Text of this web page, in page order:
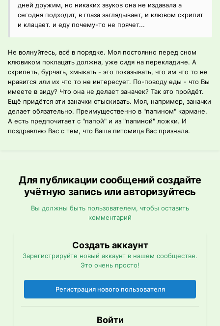
дней дружим, но никаких звуков она не издавала а
сегодня подходит, в глаза заглядывает, и клювом скрипит
и клацает. и еду почему-то не прячет...
Не волнуйтесь, всё в порядке. Моя постоянно перед сном
клювиком поклацать должна, уже сидя на перекладине. А
скрипеть, бурчать, хмыкать - это показывать, что им что то не
нравится или их что то не интересует. По-поводу еды - что Вы
имеете в виду? Что она не делает заначек? Так это пройдёт.
Ещё придётся эти заначки отыскивать. Моя, например, заначки
делает обязательно. Преимущественно в "папином" кармане.
А есть предпочитает с "папой" и из "папиной" ложки. И
поздравляю Вас с тем, что Ваша питомица Вас признала.
Для публикации сообщений создайте
учётную запись или авторизуйтесь
Вы должны быть пользователем, чтобы оставить
комментарий
Создать аккаунт
Зарегистрируйте новый аккаунт в нашем сообществе.
Это очень просто!
Регистрация нового пользователя
Войти